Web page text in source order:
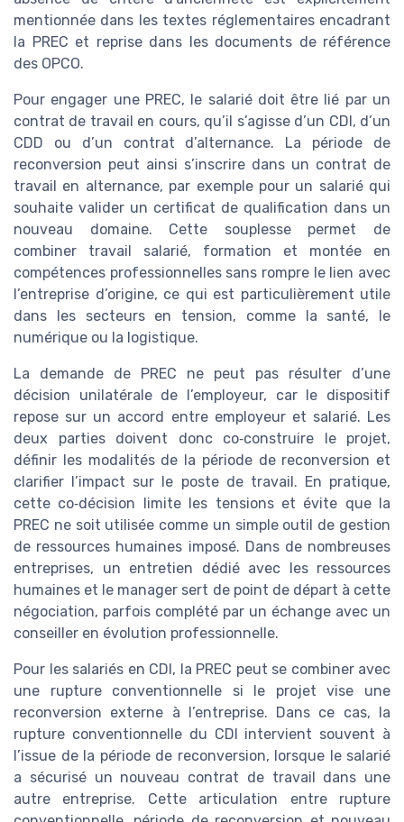
mentionnée dans les textes réglementaires encadrant
la PREC et reprise dans les documents de référence
des OPCO.
Pour engager une PREC, le salarié doit être lié par un
contrat de travail en cours, qu’il s’agisse d’un CDI, d’un
CDD ou d’un contrat d’alternance. La période de
reconversion peut ainsi s’inscrire dans un contrat de
travail en alternance, par exemple pour un salarié qui
souhaite valider un certificat de qualification dans un
nouveau domaine. Cette souplesse permet de
combiner travail salarié, formation et montée en
compétences professionnelles sans rompre le lien avec
l’entreprise d’origine, ce qui est particulièrement utile
dans les secteurs en tension, comme la santé, le
numérique ou la logistique.
La demande de PREC ne peut pas résulter d’une
décision unilatérale de l’employeur, car le dispositif
repose sur un accord entre employeur et salarié. Les
deux parties doivent donc co‑construire le projet,
définir les modalités de la période de reconversion et
clarifier l’impact sur le poste de travail. En pratique,
cette co‑décision limite les tensions et évite que la
PREC ne soit utilisée comme un simple outil de gestion
de ressources humaines imposé. Dans de nombreuses
entreprises, un entretien dédié avec les ressources
humaines et le manager sert de point de départ à cette
négociation, parfois complété par un échange avec un
conseiller en évolution professionnelle.
Pour les salariés en CDI, la PREC peut se combiner avec
une rupture conventionnelle si le projet vise une
reconversion externe à l’entreprise. Dans ce cas, la
rupture conventionnelle du CDI intervient souvent à
l’issue de la période de reconversion, lorsque le salarié
a sécurisé un nouveau contrat de travail dans une
autre entreprise. Cette articulation entre rupture